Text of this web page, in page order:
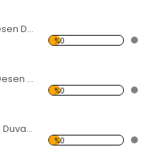
Turuncu Çiçek Desen Duvar Panosu
%0
Dönme Dolap 2 Desen Duvar Panosu
%0
Yorgun Kız Desen Duvar Panosu
%0